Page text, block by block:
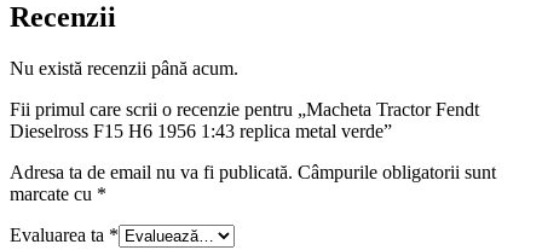
Recenzii
Nu există recenzii până acum.
Fii primul care scrii o recenzie pentru „Macheta Tractor Fendt
Dieselross F15 H6 1956 1:43 replica metal verde”
Adresa ta de email nu va fi publicată. Câmpurile obligatorii sunt
marcate cu *
Evaluarea ta *